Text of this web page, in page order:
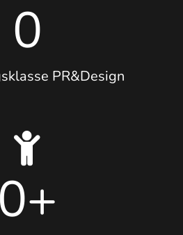
0
PR&Design
0+